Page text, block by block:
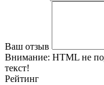
Ваш отзыв
Внимание: HTML не
текст!
Рейтинг